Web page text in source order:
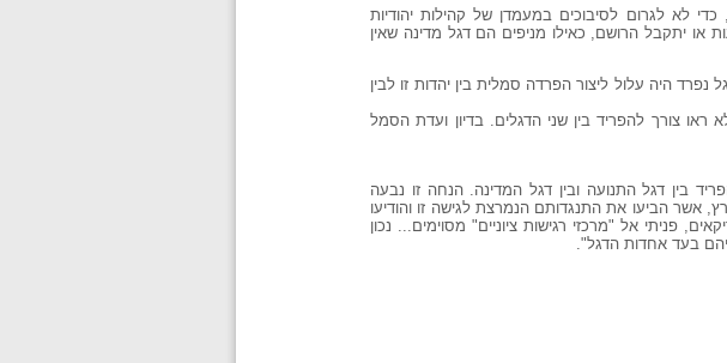
לא לגרום לסיבוכים במעמדן של קהילות יהודיות
או יתקבל הרושם, כאילו מניפים הם דגל מדינה שאין
היה עלול ליצור הפרדה סמלית בין יהדות זו לבין
ללמוד כי היהודים בתפוצות לא ראו צורך להפריד בין שני הדגלים. בדיון ועדת הסמל
בין דגל התנועה ובין דגל המדינה. הנחה זו נבעה
אשר הביעו את התנגדותם הנמרצת לגישה זו והודיעו
פניתי אל "מרכזי רגישות ציוניים" מסוימים... נכון
בעד אחדות הדגל".